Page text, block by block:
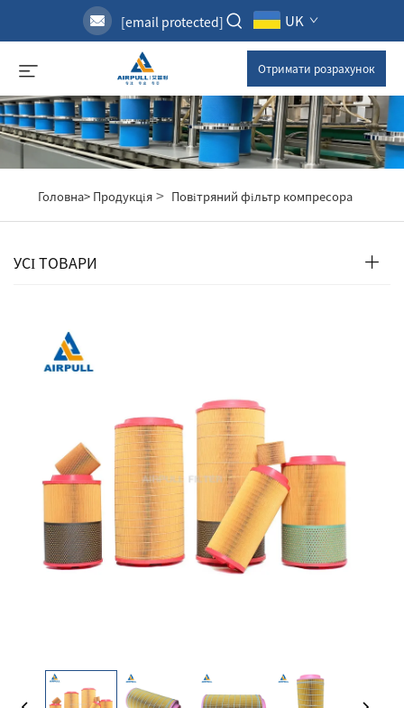
[email protected] UK
Отримати розрахунок
Головна> Продукція> Повітряний фільтр компресора
УСІ ТОВАРИ